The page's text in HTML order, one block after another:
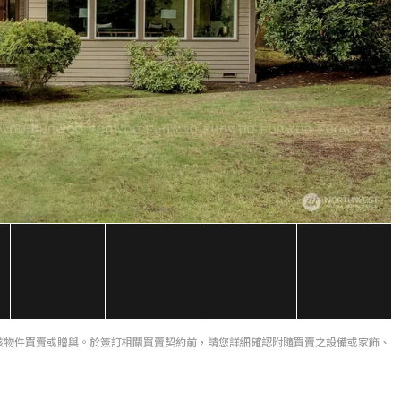
件買賣或贈與。於簽訂相關買賣契約前，請您詳細確認附隨買賣之設備或家飾、